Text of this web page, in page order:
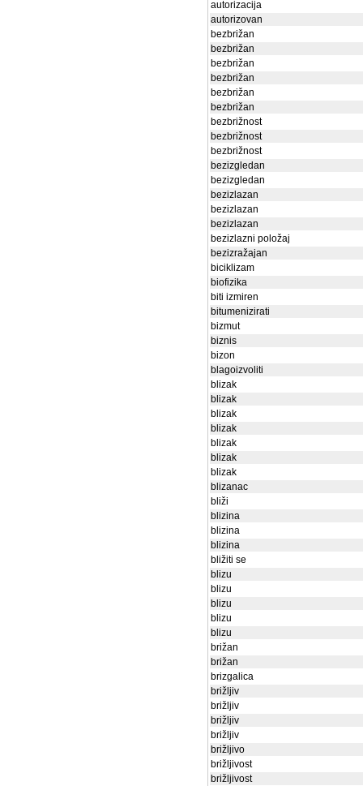
autorizacija
autorizovan
bezbrižan
bezbrižan
bezbrižan
bezbrižan
bezbrižan
bezbrižan
bezbrižnost
bezbrižnost
bezbrižnost
bezizgledan
bezizgledan
bezizlazan
bezizlazan
bezizlazan
bezizlazni položaj
bezizražajan
biciklizam
biofizika
biti izmiren
bitumenizirati
bizmut
biznis
bizon
blagoizvoliti
blizak
blizak
blizak
blizak
blizak
blizak
blizak
blizanac
bliži
blizina
blizina
blizina
bližiti se
blizu
blizu
blizu
blizu
blizu
brižan
brižan
brizgalica
brižljiv
brižljiv
brižljiv
brižljiv
brižljivo
brižljivost
brižljivost